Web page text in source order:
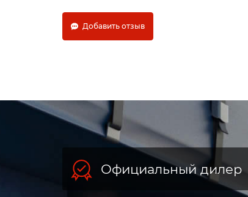
Добавить отзыв
Официальный дилер